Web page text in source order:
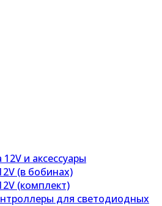
и аксессуары
(в бобинах)
(комплект)
для светодиодных